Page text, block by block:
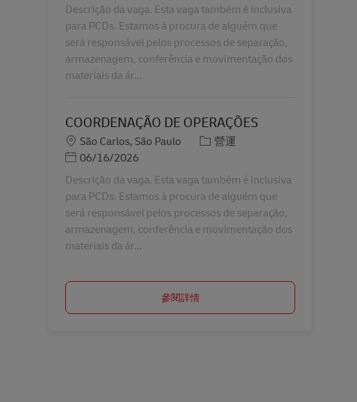
Descrição da vaga. Esta vaga também é inclusiva
para PCDs. Estamos à procura de alguém que
será responsável pelos processos de separação,
armazenagem, conferência e movimentação dos
materiais da ár...
COORDENAÇÃO DE OPERAÇÕES
地點São Carlos, São Paulo 分類營運
Posted Date
06/16/2026
Descrição da vaga. Esta vaga também é inclusiva
para PCDs. Estamos à procura de alguém que
será responsável pelos processos de separação,
armazenagem, conferência e movimentação dos
materiais da ár...
參閱詳情